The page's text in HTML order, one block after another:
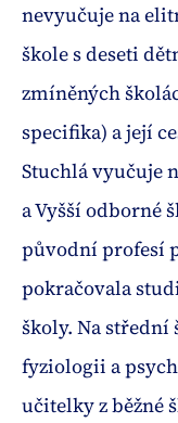
nevyučuje na
škole s deseti
zmíněných
specifika) a její
Stuchlá vyučuje
a Vyšší odborné
původní profesí
pokračovala
školy. Na
fyziologii a
učitelky z běžné